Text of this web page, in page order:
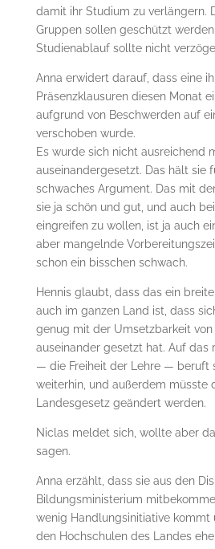
damit ihr Studium zu verlängern.
Gruppen sollen geschützt
Studienablauf sollte nicht
Anna erwidert darauf, dass eine
Präsenzklausuren diesen Monat
aufgrund von Beschwerden auf
verschoben wurde.
Es wurde sich nicht ausreichend
auseinandergesetzt. Das hält sie
schwaches Argument. Das mit
sie ja schön und gut, und auch
eingreifen zu wollen, ist ja auch
aber mangelnde
schon ein bisschen schwach.
Hennis glaubt, dass das ein
auch im ganzen Land ist, dass
genug mit der Umsetzbarkeit
auseinander gesetzt hat. Auf das
— die Freiheit der Lehre — beruft
weiterhin, und außerdem müsste
Landesgesetz geändert werden.
Niclas meldet sich, wollte aber
sagen.
Anna erzählt, dass sie aus den
Bildungsministerium
wenig Handlungsinitiative kommt
den Hochschulen des Landes